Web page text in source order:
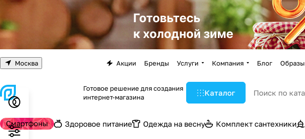
Москва Акции Бренды Услуги Компания Блог Образы
Готовое решение для создания
интернет-магазина
Каталог
Смартфоны Здоровое питание Одежда на весну Комплект сантехники